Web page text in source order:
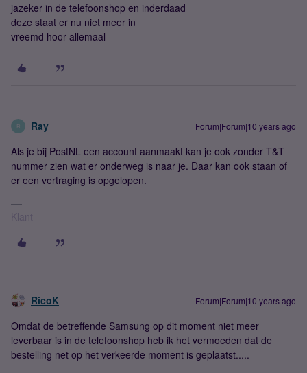
jazeker in de telefoonshop en inderdaad
deze staat er nu niet meer in
vreemd hoor allemaal
R Ray Forum|Forum|10 years ago
Als je bij PostNL een account aanmaakt kan je ook zonder T&T
nummer zien wat er onderweg is naar je. Daar kan ook staan of
er een vertraging is opgelopen.
Klant
RicoK Forum|Forum|10 years ago
Omdat de betreffende Samsung op dit moment niet meer
leverbaar is in de telefoonshop heb ik het vermoeden dat de
bestelling net op het verkeerde moment is geplaatst.....